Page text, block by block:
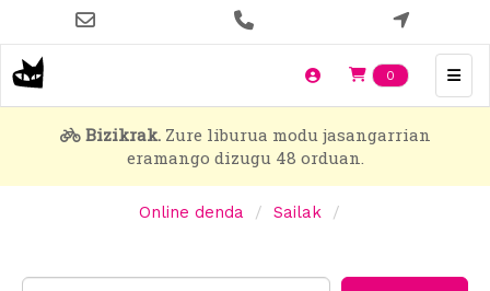
main
content
0 Items en
Bizikrak.Zure liburua modu jasangarrian
eramango dizugu 48 orduan.
Online denda Sailak